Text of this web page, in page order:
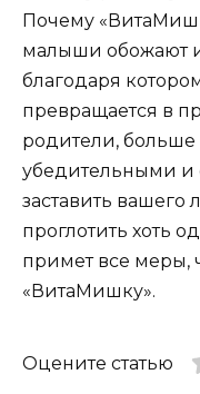
Почему
малыши обожают
благодаря
превращается в
родители, больше
убедительными и
заставить
проглотить хоть
примет все меры,
«ВитаМишку».
Оцените статью